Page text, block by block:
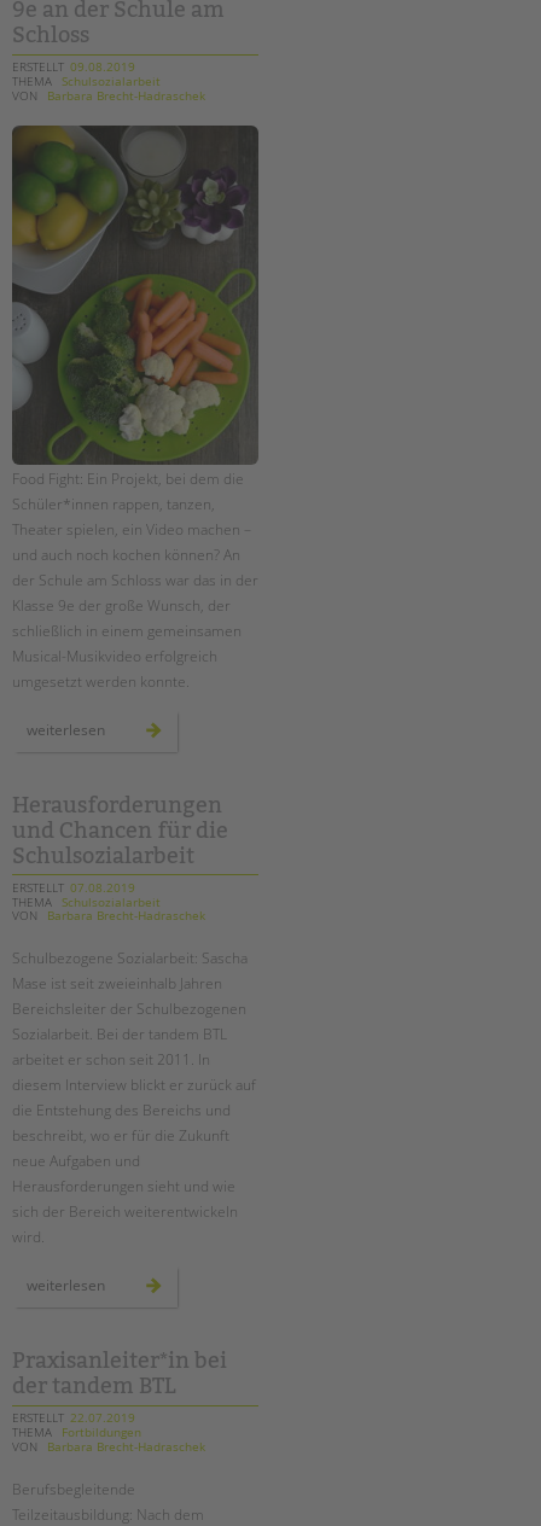
9e an der Schule am
Schloss
ERSTELLT 09.08.2019
THEMA Schulsozialarbeit
VON
Barbara Brecht-Hadraschek
Food Fight: Ein Projekt, bei dem die
Schüler*innen rappen, tanzen,
Theater spielen, ein Video machen –
und auch noch kochen können? An
der Schule am Schloss war das in der
Klasse 9e der große Wunsch, der
schließlich in einem gemeinsamen
Musical-Musikvideo erfolgreich
umgesetzt werden konnte.
weiterlesen
der
klasse
9e
an
der
schule
am
schloss
Herausforderungen
und Chancen für die
Schulsozialarbeit
ERSTELLT 07.08.2019
THEMA Schulsozialarbeit
VON
Barbara Brecht-Hadraschek
Schulbezogene Sozialarbeit: Sascha
Mase ist seit zweieinhalb Jahren
Bereichsleiter der Schulbezogenen
Sozialarbeit. Bei der tandem BTL
arbeitet er schon seit 2011. In
diesem Interview blickt er zurück auf
die Entstehung des Bereichs und
beschreibt, wo er für die Zukunft
neue Aufgaben und
Herausforderungen sieht und wie
sich der Bereich weiterentwickeln
wird.
weiterlesen herausforderungen
schulsozialarbeit
Praxisanleiter*in bei
der tandem BTL
ERSTELLT 22.07.2019
THEMA
Fortbildungen
VON
Barbara Brecht-Hadraschek
Berufsbegleitende
Teilzeitausbildung: Nach dem